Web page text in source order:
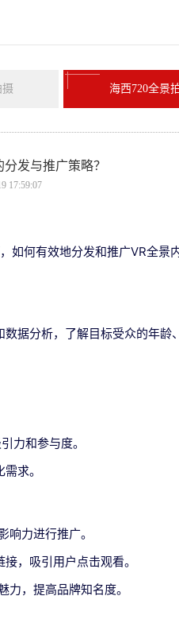
摄 海西720全景
发与推广策略？
17:59:07
何有效地分发和推广VR全
据分析，了解目标受众的年
力和参与度。
求。
力进行推广。
，吸引用户点击观看。
，提高品牌知名度。